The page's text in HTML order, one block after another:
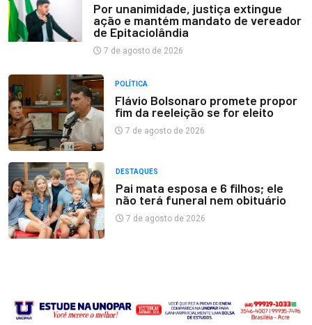
Por unanimidade, justiça extingue
ação e mantém mandato de vereador
de Epitaciolândia
7 de agosto de 2026
POLÍTICA
Flávio Bolsonaro promete propor
fim da reeleição se for eleito
7 de agosto de 2026
DESTAQUES
Pai mata esposa e 6 filhos; ele
não terá funeral nem obituário
7 de agosto de 2026